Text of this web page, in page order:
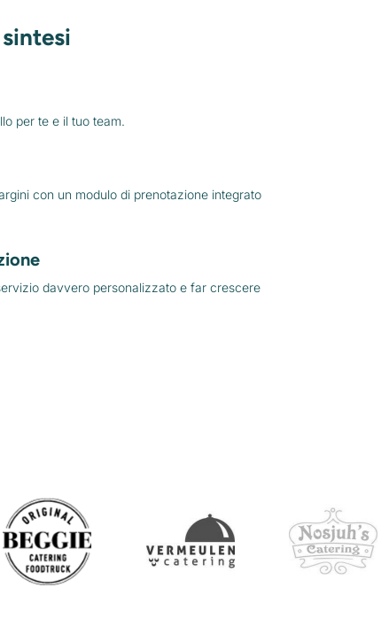
per te e il tuo team.
con un modulo di prenotazione integrato
davvero personalizzato e far crescere